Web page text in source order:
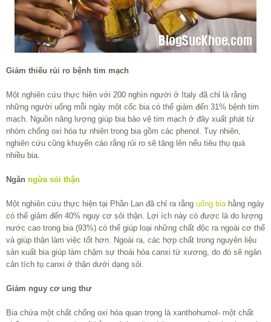
Giảm thiểu rủi ro bệnh tim mạch
Một nghiên cứu thực hiện với 200 nghìn người ở Italy đã chỉ là rằng
những người uống mỗi ngày một cốc bia có thể giảm đến 31% bệnh tim
mạch. Nguồn năng lượng giúp bia bảo vệ tim mạch ở đây xuất phát từ
nhóm chống oxi hóa tự nhiên trong bia gồm các phenol. Tuy nhiên,
nghiên cứu cũng khuyến cáo rằng rủi ro sẽ tăng lên nếu tiêu thụ quá
nhiều bia.
Ngăn ngừa sỏi thận
Một nghiên cứu thực hiện tại Phần Lan đã chỉ ra rằng uống biahằng ngày
có thể giảm đến 40% nguy cơ sỏi thận. Lợi ích này có được là do lượng
nước cao trong bia (93%) có thể giúp loại những chất độc ra ngoài cơ thể
và giúp thận làm việc tốt hơn. Ngoài ra, các hợp chất trong nguyên liệu
sản xuất bia giúp làm chậm sự thoái hóa canxi từ xương, do đó sẽ ngăn
cản tích tụ canxi ở thận dưới dạng sỏi.
Giảm nguy cơ ung thư
Bia chứa một chất chống oxi hóa quan trọng là xanthohumol- một chất